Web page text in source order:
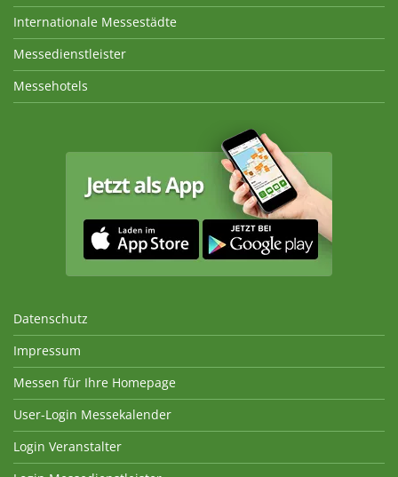
Internationale Messestädte
Messedienstleister
Messehotels
Datenschutz
Impressum
Messen für Ihre Homepage
User-Login Messekalender
Login Veranstalter